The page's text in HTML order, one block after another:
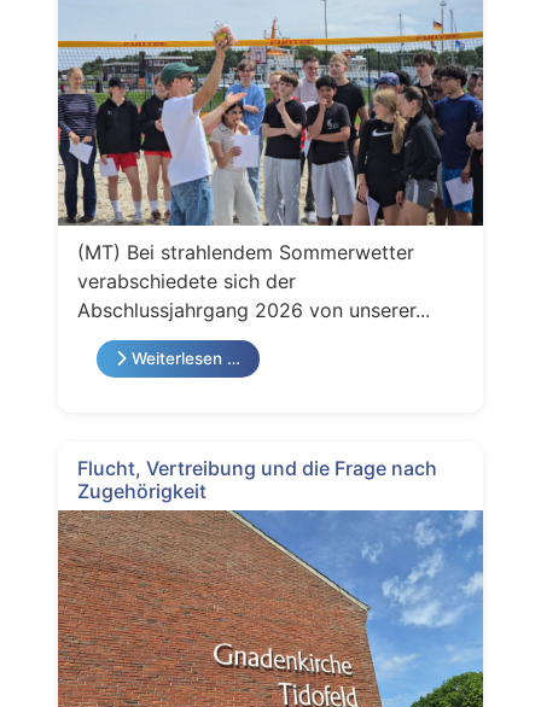
(MT) Bei strahlendem Sommerwetter
verabschiedete sich der
Abschlussjahrgang 2026 von unserer...
Weiterlesen …
Flucht, Vertreibung und die Frage nach
Zugehörigkeit